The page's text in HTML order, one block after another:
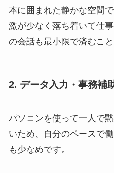
本に囲まれた静かな空間
激が少なく落ち着いて仕
の会話も最小限で済むこと
2. データ入力・事務補
パソコンを使って一人で
いため、自分のペースで
も少なめです。